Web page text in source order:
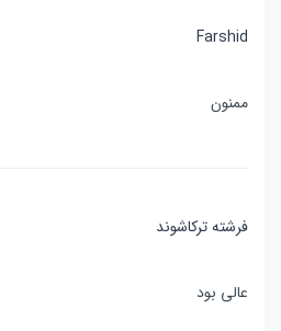
Farshid
ممنون
فرشته ترکاشوند
عالی بود